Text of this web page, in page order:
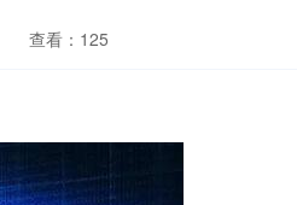
查看：125